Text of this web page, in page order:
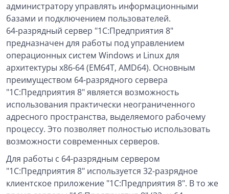
администратору управлять информационными
базами и подключением пользователей.
64-разрядный сервер "1С:Предприятия 8"
предназначен для работы под управлением
операционных систем Windows и Linux для
архитектуры x86-64 (EM64T, AMD64). Основным
преимуществом 64-разрядного сервера
"1С:Предприятия 8" является возможность
использования практически неограниченного
адресного пространства, выделяемого рабочему
процессу. Это позволяет полностью использовать
возможности современных серверов.
Для работы с 64-разрядным сервером
"1С:Предприятия 8" используется 32-разрядное
клиентское приложение "1С:Предприятия 8". В то же